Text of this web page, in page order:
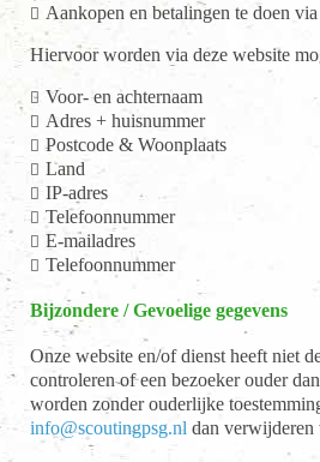
Aankopen en betalingen te doen
Hiervoor worden via deze website
Voor- en achternaam
Adres + huisnummer
Postcode & Woonplaats
Land
IP-adres
Telefoonnummer
E-mailadres
Telefoonnummer
Bijzondere / Gevoelige gegevens
Onze website en/of dienst heeft niet
controleren of een bezoeker ouder
worden zonder ouderlijke
info@scoutingpsg.nl dan